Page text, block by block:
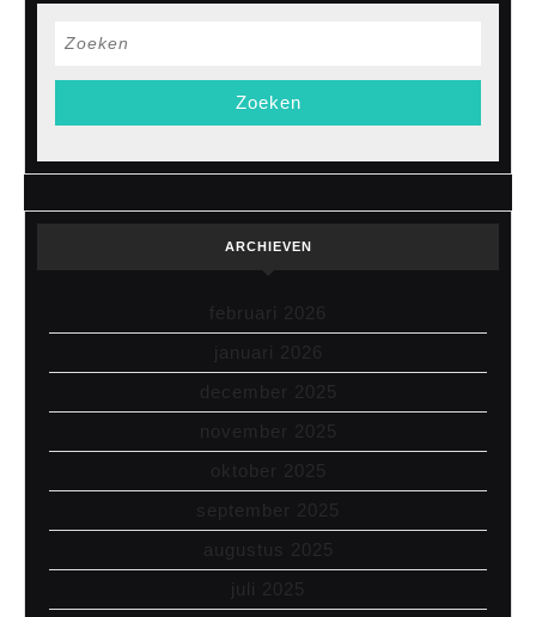
Zoek
ARCHIEVEN
februari 2026
januari 2026
december 2025
november 2025
oktober 2025
september 2025
augustus 2025
juli 2025